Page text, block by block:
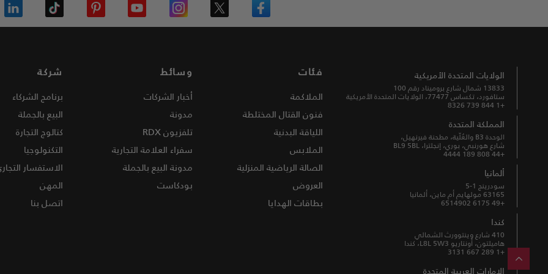
الولايات المتحدة الأمريكية
13833 شمال شارع بروميناد رقم 100
ستافورد، تكساس 77477، الولايات المتحدة الأمريكية
+1 844 739 8326
المملكة المتحدة
الوحدة B3 والعُلّية، مطحنة فيرنهيل،
شارع هورنبي، بوري، إنجلترا، BL9 5BL
+44 808 189 4444
ألمانيا
سودرينج 1-5
63165 مولهايم أم ماين، ألمانيا
+49 6175 6514902
كندا
410 شارع وينتوورث الشمالي
هاميلتون، أونتاريو L8L 5W3، كندا
+1 289 667 3131
الامارات العربية المتحدة
فئات
الملاكمة
فنون القتال المختلطة
اللياقة البدنية
الملابس
الصالة الرياضية المنزلية
العروض
بطاقات الهدايا
وسائط
أخبار الشركات
مدونة
تلفزيونRDX
سفراء العلامة التجارية
مدونة البيع بالجملة
بودكاست
شركة
برنامج الشركاء
البيع بالجملة
كتالوج التجارة
التكنولوجيا
الاستفسار
المهن
اتصل بنا